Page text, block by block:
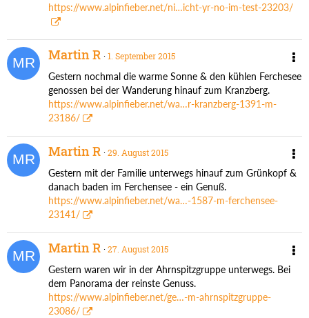
https://www.alpinfieber.net/ni…icht-yr-no-im-test-23203/
Martin R 1. September 2015
Gestern nochmal die warme Sonne & den kühlen Ferchesee
genossen bei der Wanderung hinauf zum Kranzberg.
https://www.alpinfieber.net/wa…r-kranzberg-1391-m-
23186/
Martin R 29. August 2015
Gestern mit der Familie unterwegs hinauf zum Grünkopf &
danach baden im Ferchensee - ein Genuß.
https://www.alpinfieber.net/wa…-1587-m-ferchensee-
23141/
Martin R 27. August 2015
Gestern waren wir in der Ahrnspitzgruppe unterwegs. Bei
dem Panorama der reinste Genuss.
https://www.alpinfieber.net/ge…-m-ahrnspitzgruppe-
23086/